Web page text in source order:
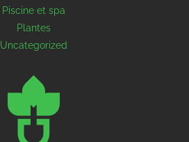
Piscine et spa
Plantes
Uncategorized